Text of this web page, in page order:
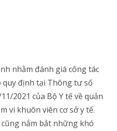
trình triển khai, từ đó đưa
các giải pháp khắc phục
quả công tác quản lý chất
hồ sơ, báo cáo theo mẫu
tiến hành khảo sát thực tế